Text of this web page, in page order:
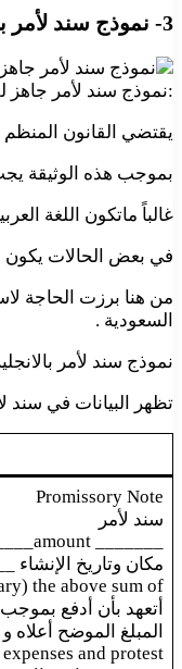
3- نموذج سند لأمر بالانجليزي
:نموذج سند لأمر جاهز
يقتضي القانون المنظم
بموجب هذه الوثيقة
غالباً ماتكون اللغة
في بعض الحالات يكون
من هنا برزت الحاجة
السعودية .
نموذج سند لأمر
تظهر البيانات في سند
Promissory Note
سند لأمر
_______ Place and Date of issue ______amount
مكان وتاريخ الإنشاء
above sum of ______
أتعهد بأن أدفع
المبلغ الموضح أعلاه
and protest.